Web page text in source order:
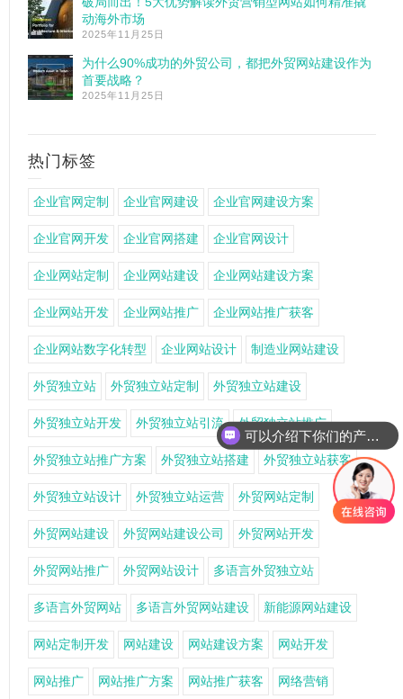
动海外市场
2025年11月25日
为什么90%成功的外贸公司，都把外贸网站建设作为
首要战略？
2025年11月25日
热门标签
企业官网定制 企业官网建设 企业官网建设方案
企业官网开发 企业官网搭建 企业官网设计
企业网站定制 企业网站建设 企业网站建设方案
企业网站开发 企业网站推广 企业网站推广获客
企业网站数字化转型 企业网站设计 制造业网站建设
外贸独立站 外贸独立站定制 外贸独立站建设
外贸独立站开发 外贸独立站引流 外贸独立站推广
外贸独立站推广方案 外贸独立站搭建 外贸独立站获客
外贸独立站设计 外贸独立站运营 外贸网站定制
外贸网站建设 外贸网站建设公司 外贸网站开发
外贸网站推广 外贸网站设计 多语言外贸独立站
多语言外贸网站 多语言外贸网站建设 新能源网站建设
网站定制开发 网站建设 网站建设方案 网站开发
网站推广 网站推广方案 网站推广获客 网络营销
可以介绍下你们的产品么